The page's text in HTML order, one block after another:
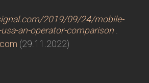
2019/09/24/mobile-
an-operator-comparison
(29.11.2022)